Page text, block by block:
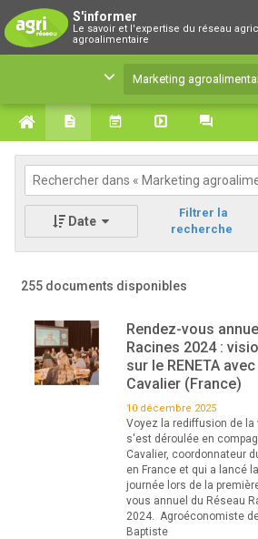
S'informer
Le savoir et l'expertise du réseau
agroalimentaire
Marketing
Le savoir et l'expertise du
Marketing
Date
Filtrer la
recherche
255 documents disponibles
Rendez-vous
Racines 2024 :
sur le RENETA
Cavalier (France)
10 décembre 2025
Voyez la rediffusion de
s'est déroulée en
Cavalier, coordonnateur
en France et qui a lancé
journée lors de la
vous annuel du Réseau
2024. Agroéconomiste
Baptiste